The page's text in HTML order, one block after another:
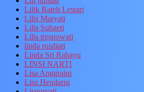
Lilik Rateh Lestari
Lilis Maryati
Lilis Suhaeti
Lilis tresnowati
linda rusdiati
Linda Sri Rahayu
LINSI NARTI
Lisa Anggraini
Lisa Hendarni